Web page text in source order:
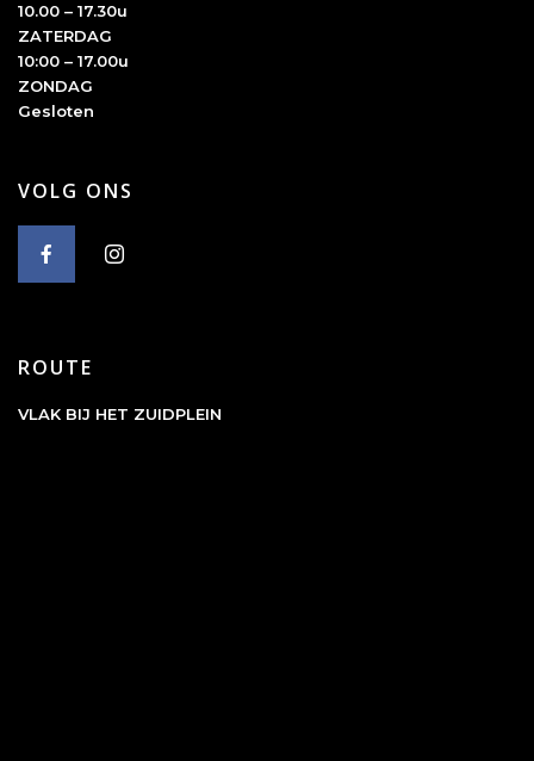
10.00 – 17.30u
ZATERDAG
10:00 – 17.00u
ZONDAG
Gesloten
VOLG ONS
ROUTE
VLAK BIJ HET ZUIDPLEIN